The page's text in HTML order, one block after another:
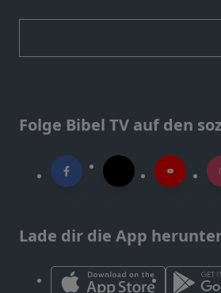
Folge Bibel TV auf den
Lade dir die App